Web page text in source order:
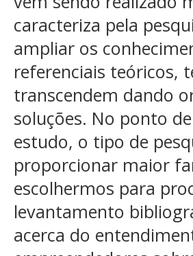
caracteriza pela
ampliar os
referenciais teóricos,
transcendem dando
soluções. No ponto
estudo, o tipo de
proporcionar maior
escolhermos para
levantamento
acerca do